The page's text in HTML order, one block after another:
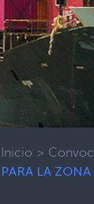
Inicio >
PARA LA